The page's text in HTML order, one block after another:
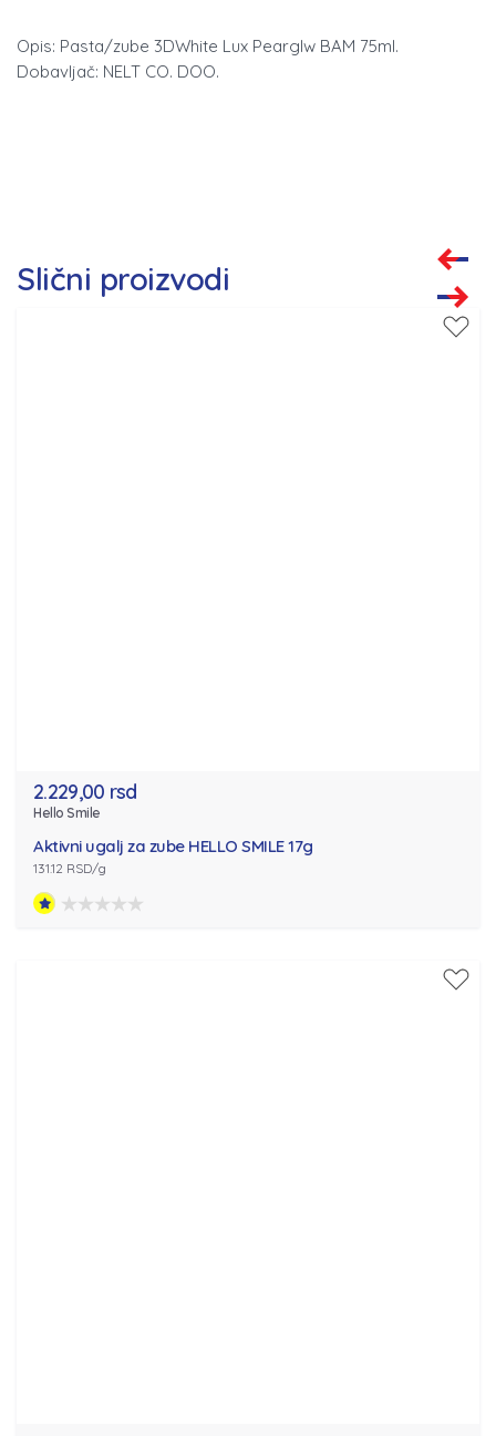
Opis: Pasta/zube 3DWhite Lux Pearglw BAM 75ml.
Dobavljač: NELT CO. DOO.
Slični proizvodi
2.229,00 rsd
Hello Smile
Aktivni ugalj za zube HELLO SMILE 17g
131.12 RSD/g